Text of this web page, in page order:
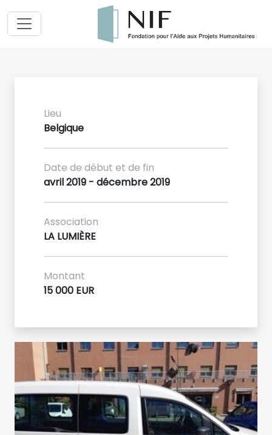
Lieu
Belgique
Date de début et de fin
avril 2019 - décembre 2019
Association
LA LUMIÈRE
Montant
15 000 EUR